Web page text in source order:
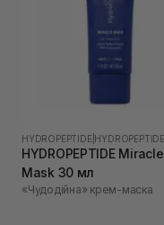
HYDROPEPTIDE
HYDROPEPTIDE Miracle
Mask 30 мл
«Чудодійна» крем-маска